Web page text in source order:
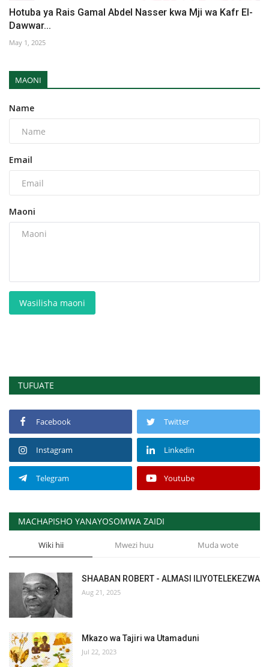
Hotuba ya Rais Gamal Abdel Nasser kwa Mji wa Kafr El-
Dawwar...
May 1, 2025
MAONI
Name
Email
Maoni
Wasilisha maoni
TUFUATE
Facebook Twitter
Instagram Linkedin
Telegram Youtube
MACHAPISHO YANAYOSOMWA ZAIDI
Wiki hii Mwezi huu Muda wote
SHAABAN ROBERT - ALMASI ILIYOTELEKEZWA
Aug 21, 2025
Mkazo wa Tajiri wa Utamaduni
Jul 22, 2023